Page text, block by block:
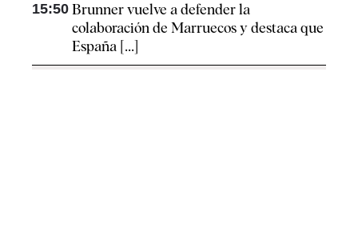
15:50 Brunner vuelve a defender la
colaboración de Marruecos y destaca que
España [...]